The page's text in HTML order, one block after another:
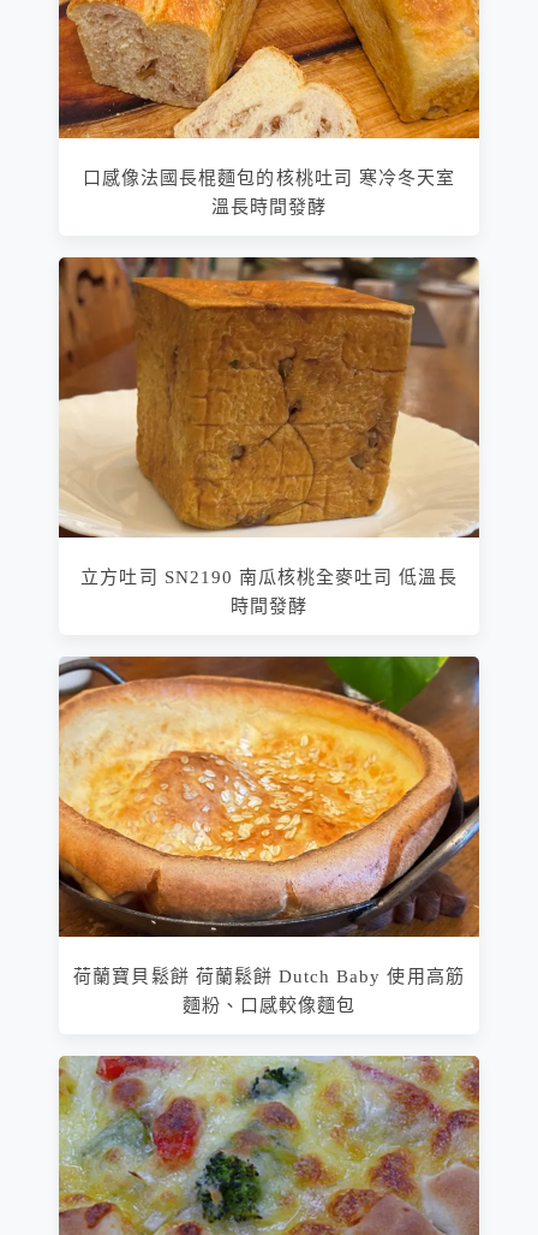
口感像法國長棍麵包的核桃吐司 寒冷冬天室
溫長時間發酵
立方吐司 SN2190 南瓜核桃全麥吐司 低溫長
時間發酵
荷蘭寶貝鬆餅 荷蘭鬆餅 Dutch Baby 使用高筋
麵粉、口感較像麵包